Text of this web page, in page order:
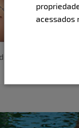
acessados